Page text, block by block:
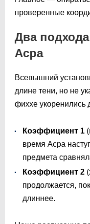
проверенные
Два
Асра
Всевышний
длине тени, но не
фиххе укоренились
Коэффициент 1
время Асра
предмета
Коэффициент 2
продолжается,
длиннее.